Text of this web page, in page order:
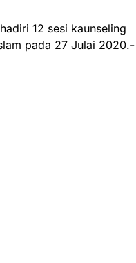
12 sesi kaunseling
pada 27 Julai 2020.-